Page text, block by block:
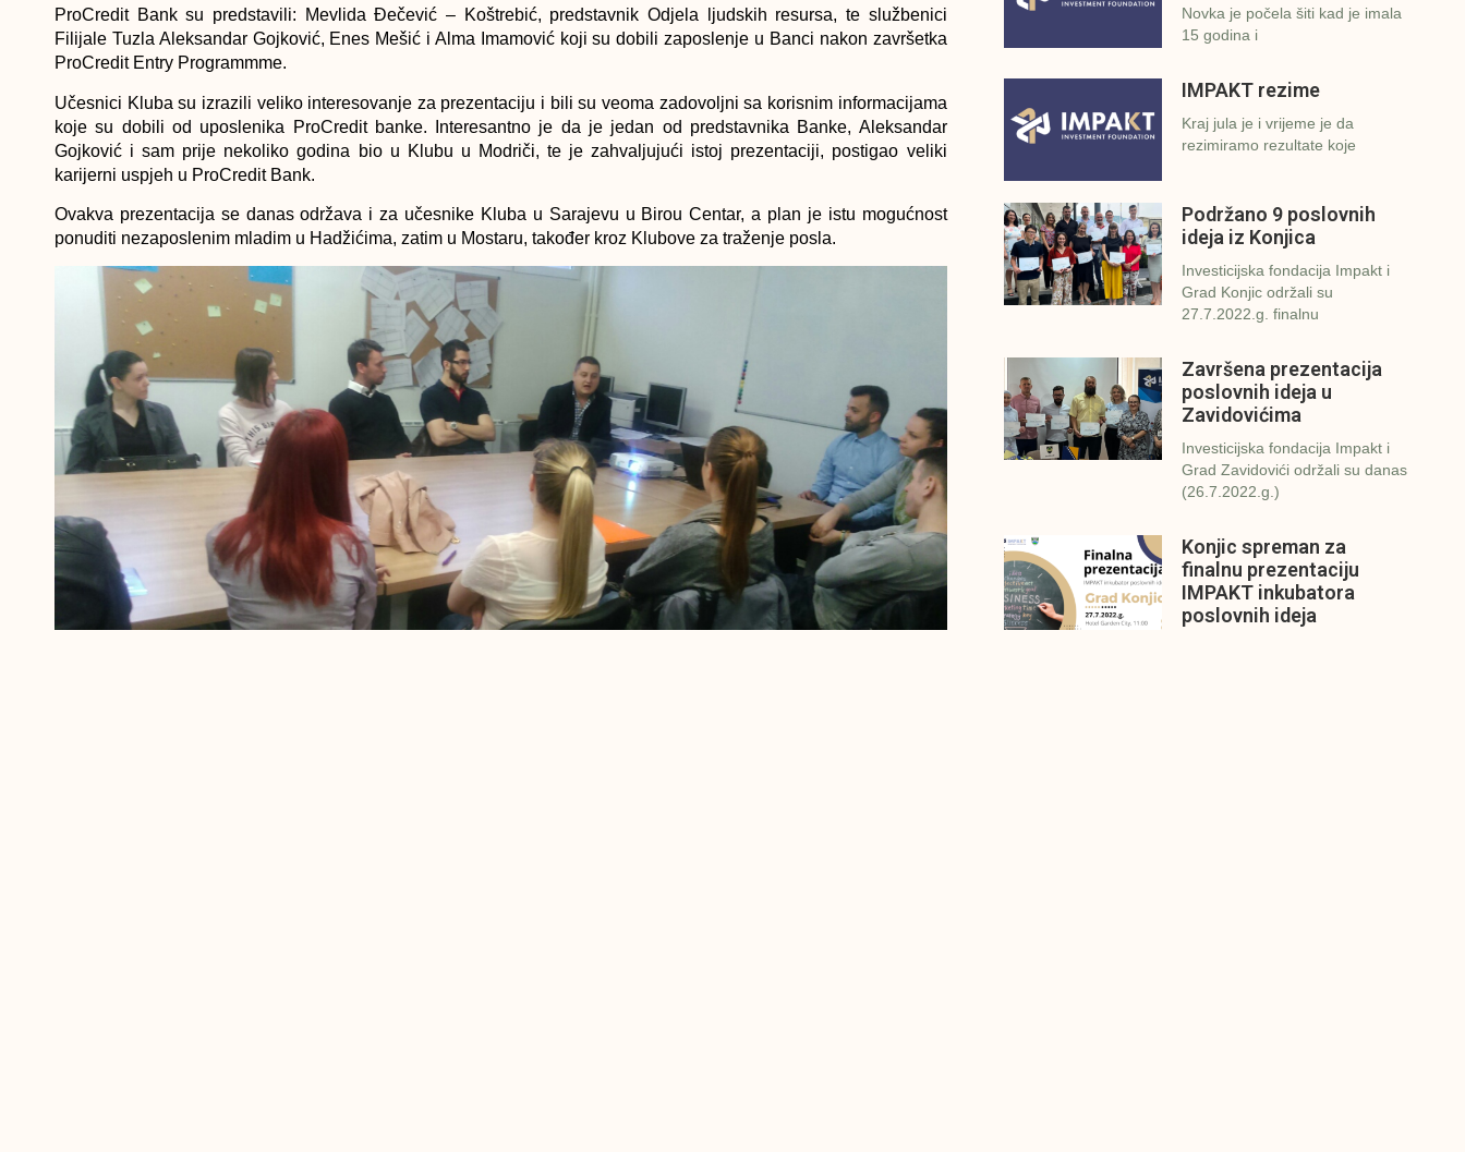
ProCredit Bank su predstavili: Mevlida Đečević – Koštrebić, predstavnik Odjela ljudskih resursa, te službenici
Filijale Tuzla Aleksandar Gojković, Enes Mešić i Alma Imamović koji su dobili zaposlenje u Banci nakon završetka
ProCredit Entry Programmme.
Učesnici Kluba su izrazili veliko interesovanje za prezentaciju i bili su veoma zadovoljni sa korisnim informacijama
koje su dobili od uposlenika ProCredit banke. Interesantno je da je jedan od predstavnika Banke, Aleksandar
Gojković i sam prije nekoliko godina bio u Klubu u Modriči, te je zahvaljujući istoj prezentaciji, postigao veliki
karijerni uspjeh u ProCredit Bank.
Ovakva prezentacija se danas održava i za učesnike Kluba u Sarajevu u Birou Centar, a plan je istu mogućnost
ponuditi nezaposlenim mladim u Hadžićima, zatim u Mostaru, također kroz Klubove za traženje posla.
Novka je počela šiti kad je imala
15 godina i
IMPAKT rezime
Kraj jula je i vrijeme je da
rezimiramo rezultate koje
Podržano 9 poslovnih
ideja iz Konjica
Investicijska fondacija Impakt i
Grad Konjic održali su
27.7.2022.g. finalnu
Završena prezentacija
poslovnih ideja u
Zavidovićima
Investicijska fondacija Impakt i
Grad Zavidovići održali su danas
(26.7.2022.g.)
Konjic spreman za
finalnu prezentaciju
IMPAKT inkubatora
poslovnih ideja